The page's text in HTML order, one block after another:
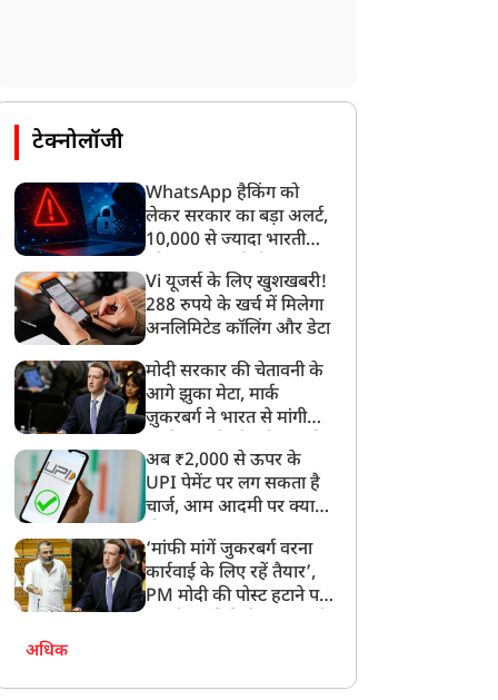
'CJP प्रोटेस्ट से इस मनहूस देश
में मुसलमान थोड़ी सांस ले
पाए', JNU की पूर्व प्रोफेसर के
पर सोशल मीडिया पर
मचा बवाल; लोगों ने कहा-
पाकिस्तान भेजो
तहलका के पूर्व एडिटर तरुण
तेजपाल रेप केस में दोषी
कैसे पलट गया निचली अदालत
का फैसला
टेक्नोलॉजी
WhatsApp हैकिंग को
लेकर सरकार का बड़ा अलर्ट,
10,000 से ज्यादा भारतीयों
गया
Vi यूजर्स के लिए खुशखबरी!
288 रुपये के खर्च में मिलेगा
अनलिमिटेड कॉलिंग और डेटा
मोदी सरकार की चेतावनी के
आगे झुका मेटा, मार्क
ज़ुकरबर्ग ने भारत से मांगी
अब ₹2,000 से ऊपर के
UPI पेमेंट पर लग सकता है
चार्ज, आम आदमी पर क्या
‘मांफी मांगें जुकरबर्ग वरना
कार्रवाई के लिए रहें तैयार’,
PM मोदी की पोस्ट हटाने पर
अधिक